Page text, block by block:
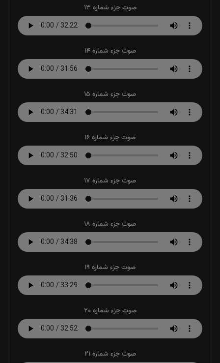
صوت جزء شماره 13
صوت جزء شماره 14
صوت جزء شماره 15
صوت جزء شماره 16
صوت جزء شماره 17
صوت جزء شماره 18
صوت جزء شماره 19
صوت جزء شماره 20
صوت جزء شماره 21